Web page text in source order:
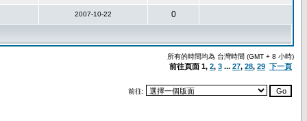
2007-10-22 0
所有的時間均為 台灣時間 (GMT + 8 小時)
前往頁面 1, 2, 3 ... 27, 28, 29 下一頁
前往: